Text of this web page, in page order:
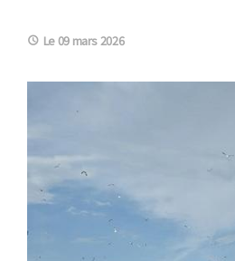
Le 09 mars 2026